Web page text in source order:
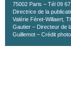
75002 Paris – Tél 09
Directrice de la
Valérie Féret-Willaert,
Gautier – Directeur de
Guillemot – Crédit